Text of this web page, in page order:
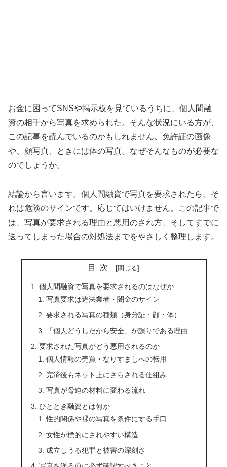
お金に困ってSNSや掲示板を見ているうちに、個人間融
資の相手から写真を求められた。そんな状況にいる方が、
この記事を読んでいるのかもしれません。免許証の画像
や、顔写真、ときには体の写真。なぜそんなものが必要な
のでしょうか。
結論から言います。個人間融資で写真を要求されたら、そ
れは危険のサインです。応じてはいけません。この記事で
は、写真が要求される理由と悪用のされ方、そしてすでに
送ってしまった場合の対処法までをやさしく整理します。
目次
個人間融資で写真を要求されるのはなぜか
写真要求は違法業者・闇金のサイン
要求される写真の種類（身分証・顔・体）
「個人どうしだから安全」が誤りである理由
要求された写真がどう悪用されるのか
個人情報の売買・なりすましへの転用
完済後もネット上にさらされる仕組み
写真が脅迫の材料に変わる流れ
ひととき融資とは何か
性的関係や裸の写真を条件にする手口
女性が標的にされやすい構造
成立しうる犯罪と被害の深刻さ